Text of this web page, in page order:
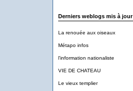
Derniers weblogs mis à jour
La renouée aux oiseaux
Métapo infos
l'information nationaliste
VIE DE CHATEAU
Le vieux templier